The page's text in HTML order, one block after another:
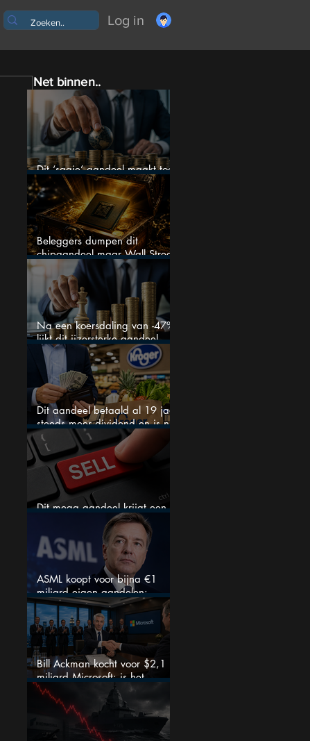
Log in
Net binnen..
Dit ‘saaie’ aandeel maakt toch
bizar veel winst
Beleggers dumpen dit
chipaandeel maar Wall Street
ziet een zeldzame koopkans
Na een koersdaling van -47%
lijkt dit ijzersterke aandeel
aantrekkelijker dan ooit
Dit aandeel betaald al 19 jaar
steeds meer dividend en is nu
goedkoop
Dit mega aandeel krijgt een
zeldzaam verkoopadvies
ASML koopt voor bijna €1
miljard eigen aandelen:
slimme zet of dure timing?
Bill Ackman kocht voor $2,1
miljard Microsoft: is het
aandeel na de koerssprong
nog aantrekkelijk?